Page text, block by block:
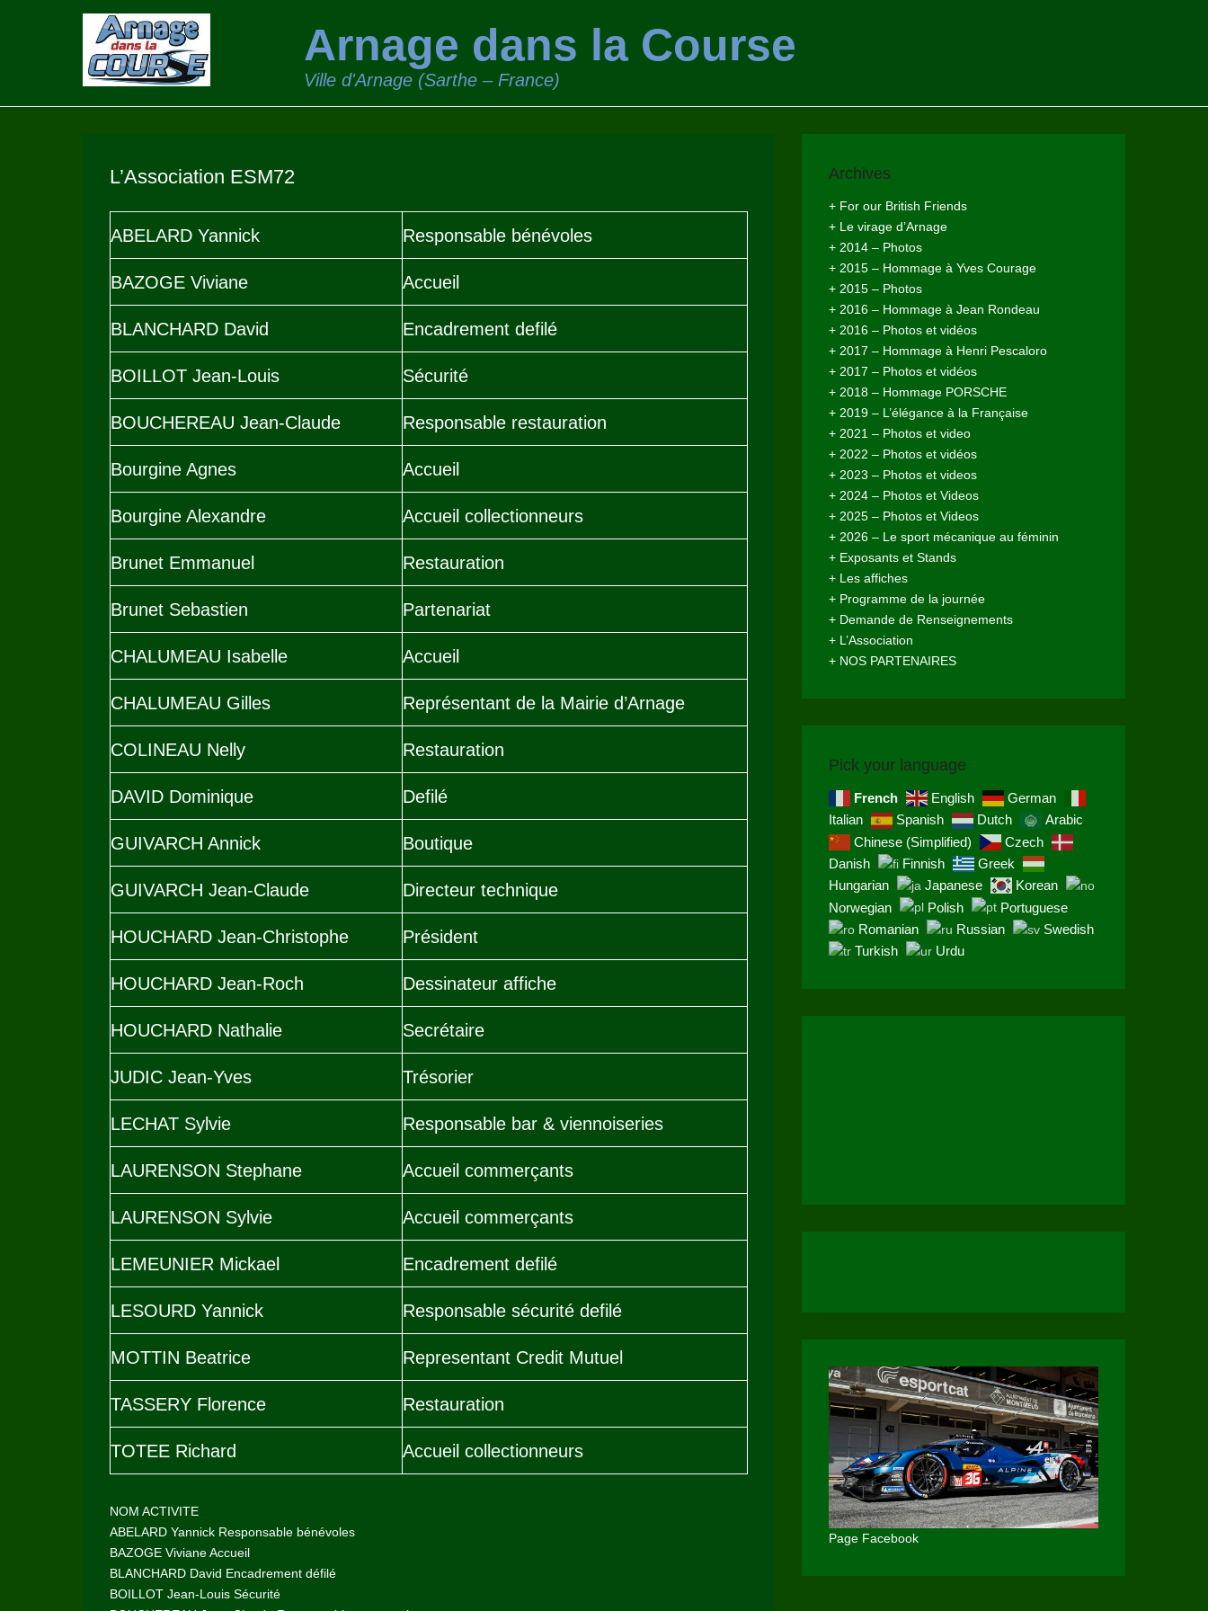
Arnage dans la Course
Ville d'Arnage (Sarthe – France)
L’Association ESM72
ABELARD Yannick Responsable bénévoles
BAZOGE Viviane Accueil
BLANCHARD David Encadrement defilé
BOILLOT Jean-Louis Sécurité
BOUCHEREAU Jean-Claude Responsable restauration
Bourgine Agnes Accueil
Bourgine Alexandre Accueil collectionneurs
Brunet Emmanuel Restauration
Brunet Sebastien Partenariat
CHALUMEAU Isabelle Accueil
CHALUMEAU Gilles Représentant de la Mairie d’Arnage
COLINEAU Nelly Restauration
DAVID Dominique Defilé
GUIVARCH Annick Boutique
GUIVARCH Jean-Claude Directeur technique
HOUCHARD Jean-Christophe Président
HOUCHARD Jean-Roch Dessinateur affiche
HOUCHARD Nathalie Secrétaire
JUDIC Jean-Yves Trésorier
LECHAT Sylvie Responsable bar & viennoiseries
LAURENSON Stephane Accueil commerçants
LAURENSON Sylvie Accueil commerçants
LEMEUNIER Mickael Encadrement defilé
LESOURD Yannick Responsable sécurité defilé
MOTTIN Beatrice Representant Credit Mutuel
TASSERY Florence Restauration
TOTEE Richard Accueil collectionneurs
NOM ACTIVITE
ABELARD Yannick Responsable bénévoles
BAZOGE Viviane Accueil
BLANCHARD David Encadrement défilé
BOILLOT Jean-Louis Sécurité
Archives
+ For our British Friends
+ Le virage d’Arnage
+ 2014 – Photos
+ 2015 – Hommage à Yves Courage
+ 2015 – Photos
+ 2016 – Hommage à Jean Rondeau
+ 2016 – Photos et vidéos
+ 2017 – Hommage à Henri Pescaloro
+ 2017 – Photos et vidéos
+ 2018 – Hommage PORSCHE
+ 2019 – L’élégance à la Française
+ 2021 – Photos et video
+ 2022 – Photos et vidéos
+ 2023 – Photos et videos
+ 2024 – Photos et Videos
+ 2025 – Photos et Videos
+ 2026 – Le sport mécanique au féminin
+ Exposants et Stands
+ Les affiches
+ Programme de la journée
+ Demande de Renseignements
+ L’Association
+ NOS PARTENAIRES
Pick your language
French English
German
Italian
Spanish Dutch
Arabic
Chinese (Simplified)
Czech
Danish
Finnish
Greek
Hungarian
Japanese
Korean
Norwegian
Polish
Portuguese
Romanian
Russian
Swedish
Turkish
Urdu
Page Facebook